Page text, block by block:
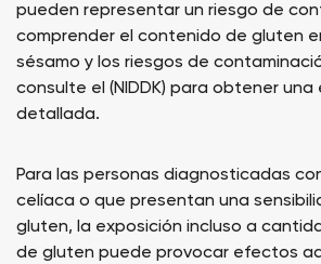
pueden representar un riesgo de
comprender el contenido de gluten
sésamo y los riesgos de
consulte el (NIDDK) para obtener una
detallada.
Para las personas diagnosticadas
celíaca o que presentan una
gluten, la exposición incluso a
de gluten puede provocar efectos